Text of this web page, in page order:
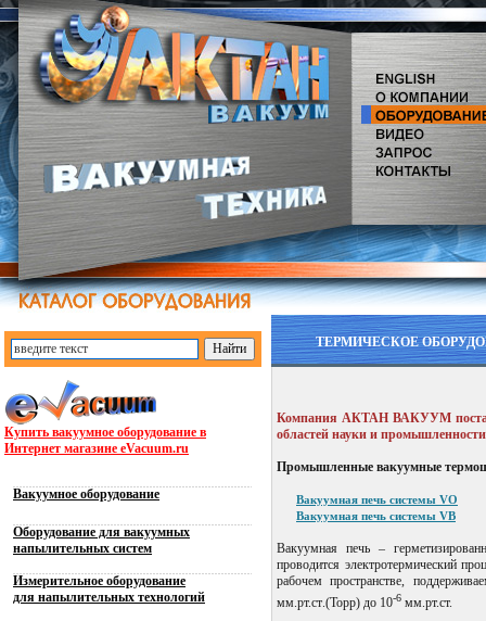
Купить вакуумное оборудование в
Интернет магазине eVacuum.ru
Вакуумное оборудование
Оборудование для вакуумных
напылительных систем
Измерительное оборудование
для напылительных технологий
ТЕРМИЧЕСКОЕ
Компания АКТАН ВАКУУМ
областей науки и
Промышленные вакуумные
Вакуумная печь системы VO
Вакуумная печь системы VB
Вакуумная печь –
проводится электротермический
рабочем пространстве,
мм.рт.ст.(Торр) до 10-6 мм.рт.ст.